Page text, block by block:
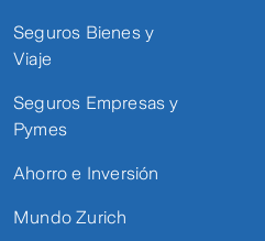
Seguros Bienes y
Viaje
Seguros Empresas y
Pymes
Ahorro e Inversión
Mundo Zurich